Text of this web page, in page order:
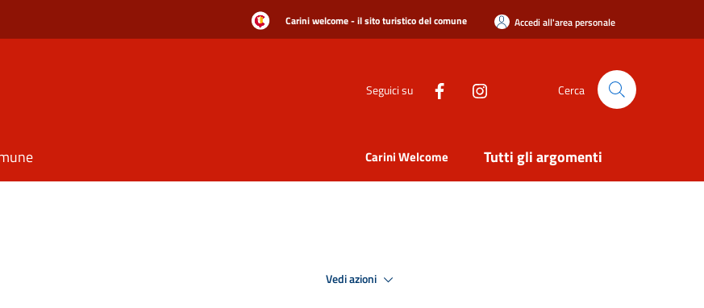
Carini welcome - il sito turistico del comune Accedi all'area personale
Seguici su Cerca
Carini Welcome Tutti gli argomenti
Vedi azioni